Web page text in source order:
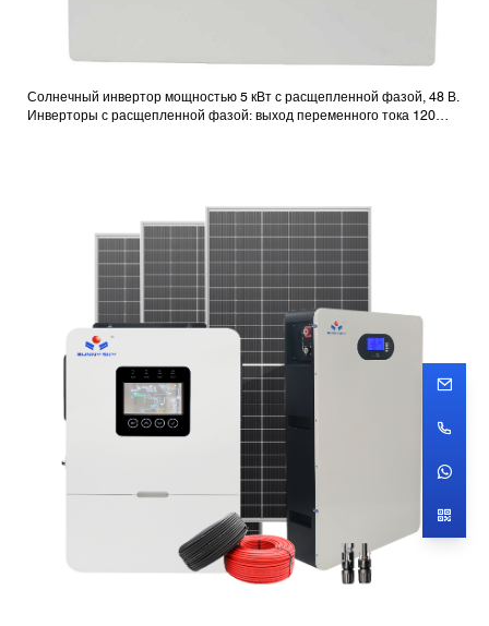
Солнечный инвертор мощностью 5 кВт с расщепленной фазой, 48 В.
Инверторы с расщепленной фазой: выход переменного тока 120